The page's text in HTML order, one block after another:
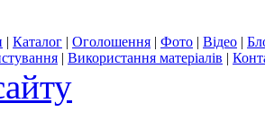
| Каталог | Оголошення | Фото | Відео |
| Використання матеріалів |